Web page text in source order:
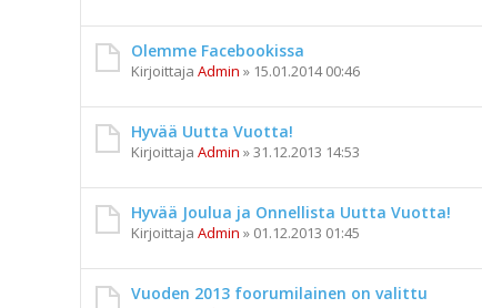
Olemme Facebookissa
Kirjoittaja Admin » 15.01.2014 00:46
Hyvää Uutta Vuotta!
Kirjoittaja Admin »31.12.2013 14:53
Hyvää Joulua ja Onnellista Uutta Vuotta!
Kirjoittaja Admin » 01.12.2013 01:45
Vuoden 2013 foorumilainen on valittu